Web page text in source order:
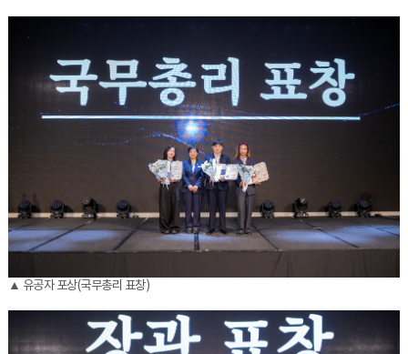
▲ 유공자 포상(국무총리 표창)